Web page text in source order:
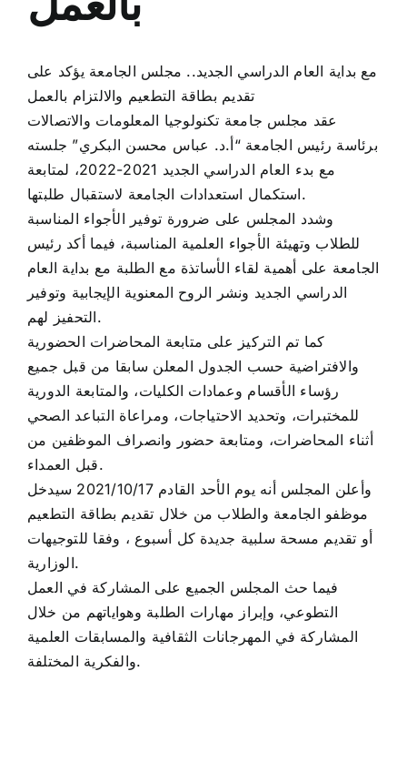
Colleges
Centers
Services
Contact Us
مع بداية العام الدراسي الجديد.. مجلس الجامعة يؤكد على
تقديم بطاقة التطعيم والالتزام بالعمل
عقد مجلس جامعة تكنولوجيا المعلومات والاتصالات
برئاسة رئيس الجامعة “أ.د. عباس محسن البكري” جلسته
مع بدء العام الدراسي الجديد 2021-2022، لمتابعة
استكمال استعدادات الجامعة لاستقبال طلبتها.
وشدد المجلس على ضرورة توفير الأجواء المناسبة
للطلاب وتهيئة الأجواء العلمية المناسبة، فيما أكد رئيس
الجامعة على أهمية لقاء الأساتذة مع الطلبة مع بداية العام
الدراسي الجديد ونشر الروح المعنوية الإيجابية وتوفير
التحفيز لهم.
كما تم التركيز على متابعة المحاضرات الحضورية
والافتراضية حسب الجدول المعلن سابقا من قبل جميع
رؤساء الأقسام وعمادات الكليات، والمتابعة الدورية
للمختبرات، وتحديد الاحتياجات، ومراعاة التباعد الصحي
أثناء المحاضرات، ومتابعة حضور وانصراف الموظفين من
قبل العمداء.
وأعلن المجلس أنه يوم الأحد القادم 2021/10/17 سيدخل
موظفو الجامعة والطلاب من خلال تقديم بطاقة التطعيم
أو تقديم مسحة سلبية جديدة كل أسبوع ، وفقا للتوجيهات
الوزارية.
فيما حث المجلس الجميع على المشاركة في العمل
التطوعي، وإبراز مهارات الطلبة وهواياتهم من خلال
المشاركة في المهرجانات الثقافية والمسابقات العلمية
والفكرية المختلفة.